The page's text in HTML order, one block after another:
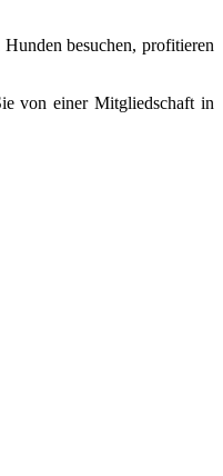
besuchen, profitieren
von einer Mitgliedschaft in